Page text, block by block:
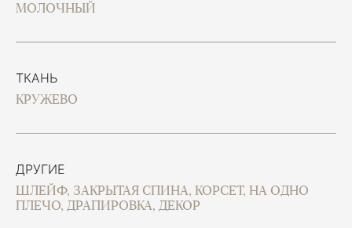
МОЛОЧНЫЙ
ТКАНЬ
КРУЖЕВО
ДРУГИЕ
ШЛЕЙФ, ЗАКРЫТАЯ СПИНА, КОРСЕТ, НА ОДНО
ПЛЕЧО, ДРАПИРОВКА, ДЕКОР